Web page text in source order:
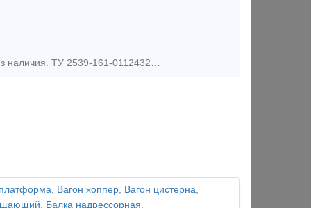
Прокладка резиновая ОП-366 под подкладку ДН6-65 ГОСТ Р 56291-2014,из наличия. ТУ 2539-161-01124323-2003 Прокладка резиновая ОП-366 под подкладку применяется в качестве амортизатора между шпалой дере
, Вагон хоппер, Вагон цистерна,
, Балка надрессорная,